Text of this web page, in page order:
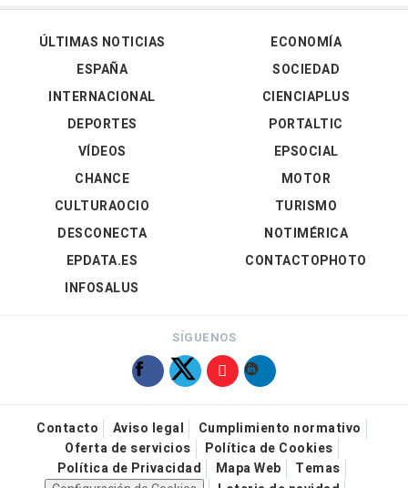
ÚLTIMAS NOTICIAS
ESPAÑA
INTERNACIONAL
DEPORTES
VÍDEOS
ECONOMÍA
SOCIEDAD
CIENCIAPLUS
PORTALTIC
EPSOCIAL
CHANCE
CULTURAOCIO
DESCONECTA
EPDATA.ES
INFOSALUS
MOTOR
TURISMO
NOTIMÉRICA
CONTACTOPHOTO
SÍGUENOS
Contacto Aviso legal
Cumplimiento normativo
Oferta de servicios
Política de Cookies
Política de Privacidad
Mapa Web
Temas